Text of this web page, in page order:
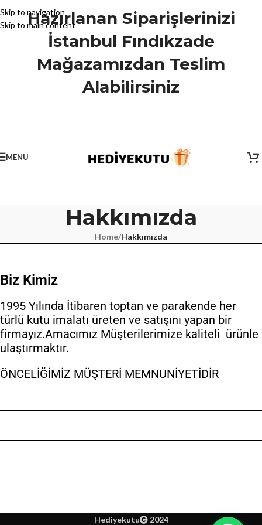
Skip to navigation
Skip to main content
Hazırlanan Siparişlerinizi
İstanbul Fındıkzade
Mağazamızdan Teslim
Alabilirsiniz
MENU
Hakkımızda
Home/Hakkımızda
Biz Kimiz
1995 Yılında İtibaren toptan ve parakende her
türlü kutu imalatı üreten ve satışını yapan bir
firmayız.Amacımız Müşterilerimize kaliteli ürünle
ulaştırmaktır.
ÖNCELİĞİMİZ MÜŞTERİ MEMNUNİYETİDİR
Hediyekutu 2024